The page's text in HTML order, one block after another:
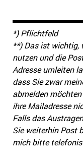
*) Pflichtfeld
**) Das ist wichtig,
nutzen unddie
Adresse umleiten
dass Sie zwar
abmelden
ihre Mailadresse
Falls das
Sie weiterhin Post
mich bitte